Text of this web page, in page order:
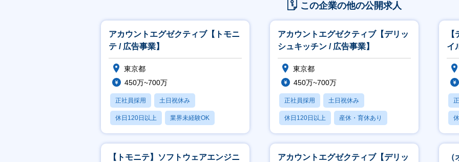
この企業の他の公開求人
アカウントエグゼクティブ【トモニ
テ / 広告事業】
東京都
450万~700万
正社員採用 土日祝休み
休日120日以上 業界未経験OK
産休・育休あり
アカウントエグゼクティブ【デリッ
シュキッチン / 広告事業】
東京都
450万~700万
正社員採用 土日祝休み
休日120日以上 産休・育休あり
賞与あり
イ
【トモニテ】ソフトウェアエンジニ
アカウントエグゼクティブ【デリッ